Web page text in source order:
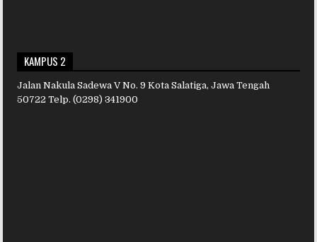
KAMPUS 2
Jalan Nakula Sadewa V No. 9 Kota Salatiga, Jawa Tengah
50722 Telp. (0298) 341900